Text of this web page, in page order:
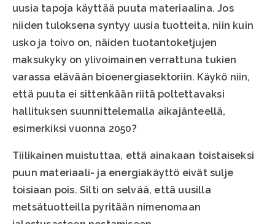
uusia tapoja käyttää puuta materiaalina. Jos
niiden tuloksena syntyy uusia tuotteita, niin kuin
usko ja toivo on, näiden tuotantoketjujen
maksukyky on ylivoimainen verrattuna tukien
varassa elävään bioenergiasektoriin. Käykö niin,
että puuta ei sittenkään riitä poltettavaksi
hallituksen suunnittelemalla aikajänteellä,
esimerkiksi vuonna 2050?
Tiilikainen muistuttaa, että ainakaan toistaiseksi
puun materiaali- ja energiakäyttö eivät sulje
toisiaan pois. Silti on selvää, että uusilla
metsätuotteilla pyritään nimenomaan